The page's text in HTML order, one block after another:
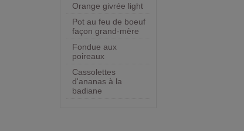
Orange givrée light
Pot au feu de boeuf
façon grand-mère
Fondue aux
poireaux
Cassolettes
d'ananas à la
badiane